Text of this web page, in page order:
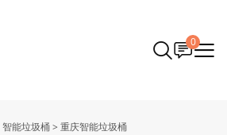
0
智能垃圾桶> 重庆智能垃圾桶